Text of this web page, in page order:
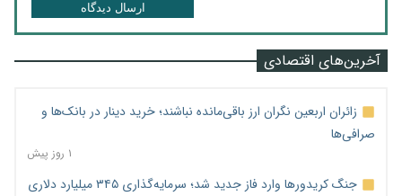
ارسال دیدگاه
آخرین‌های اقتصادی
زائران اربعین نگران ارز باقی‌مانده نباشند؛ خرید دینار در بانک‌ها و
صرافی‌ها
۱ روز پیش
جنگ کریدورها وارد فاز جدید شد؛ سرمایه‌گذاری ۳۴۵ میلیارد دلاری